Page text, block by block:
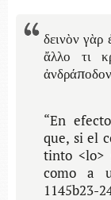
δεινὸν
ἄλλο τι
“En
que, si el
tin­to <lo>
como a
1145b23-